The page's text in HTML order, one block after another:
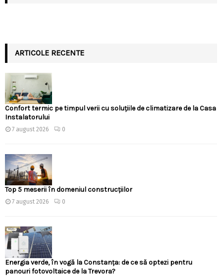
ARTICOLE RECENTE
Confort termic pe timpul verii cu soluțiile de climatizare de la Casa
Instalatorului
7 august 2026 0
Top 5 meserii în domeniul construcțiilor
7 august 2026 0
Energia verde, în vogă la Constanța: de ce să optezi pentru
panouri fotovoltaice de la Trevora?